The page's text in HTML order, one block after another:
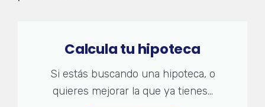
Calcula tu hipoteca
Si estás buscando una hipoteca, o
quieres mejorar la que ya tienes...